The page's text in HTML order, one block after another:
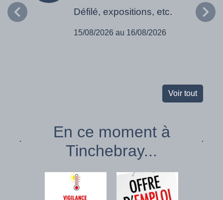
Défilé, expositions, etc.
15/08/2026 au 16/08/2026
Voir tout
En ce moment à
Tinchebray...